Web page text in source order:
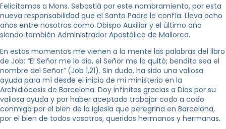
Felicitamos a Mons. Sebastià por este nombramiento, por esta
nueva responsabilidad que el Santo Padre le confía. Lleva ocho
años entre nosotros como Obispo Auxiliar y el último año
siendo también Administrador Apostólico de Mallorca.
En estos momentos me vienen a la mente las palabras del libro
de Job: “El Señor me lo dio, el Señor me lo quitó; bendito sea el
nombre del Señor”(Job 1,21). Sin duda, ha sido una valiosa
ayuda para mí desde el inicio de mi ministerio en la
Archidiócesis de Barcelona. Doy infinitas gracias a Dios por su
valiosa ayuda y por haber aceptado trabajar codo a codo
conmigo por el bien de la Iglesia que peregrina en Barcelona,
por el bien de todos vosotros, queridos hermanos y hermanas.